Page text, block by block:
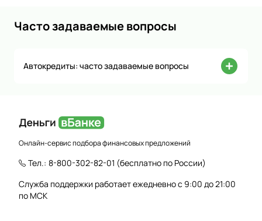
Часто задаваемые вопросы
Автокредиты: часто задаваемые вопросы
Онлайн-сервис подбора финансовых предложений
Тел.: 8-800-302-82-01 (бесплатно по России)
Служба поддержки работает ежедневно с 9:00 до 21:00
по МСК